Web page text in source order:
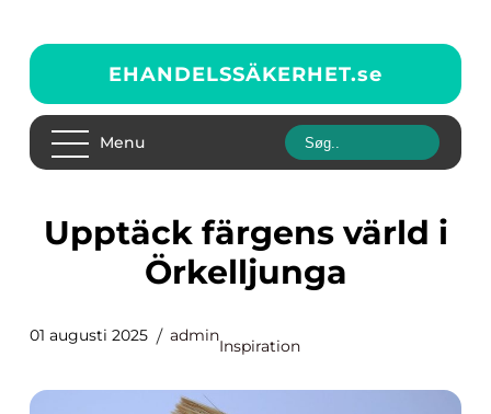
EHANDELSSÄKERHET.se
Menu
Upptäck färgens värld i
Örkelljunga
01 augusti 2025 admin
Inspiration